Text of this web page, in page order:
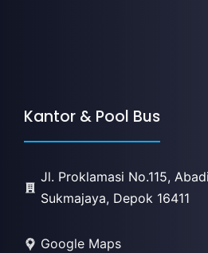
Kantor & Pool Bus
Jl. Proklamasi No.115,
Sukmajaya, Depok 16411
Google Maps